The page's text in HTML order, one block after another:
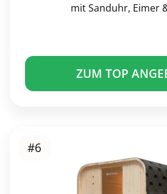
mit Sanduhr, Eimer
ZUM TOP
#6